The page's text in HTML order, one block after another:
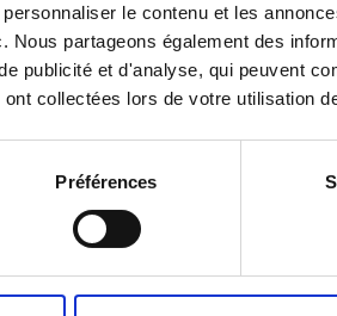
le contenu et les
Nous partageons également des
publicité et d'analyse, qui peuvent
collectées lors de votre utilisation
Préférences